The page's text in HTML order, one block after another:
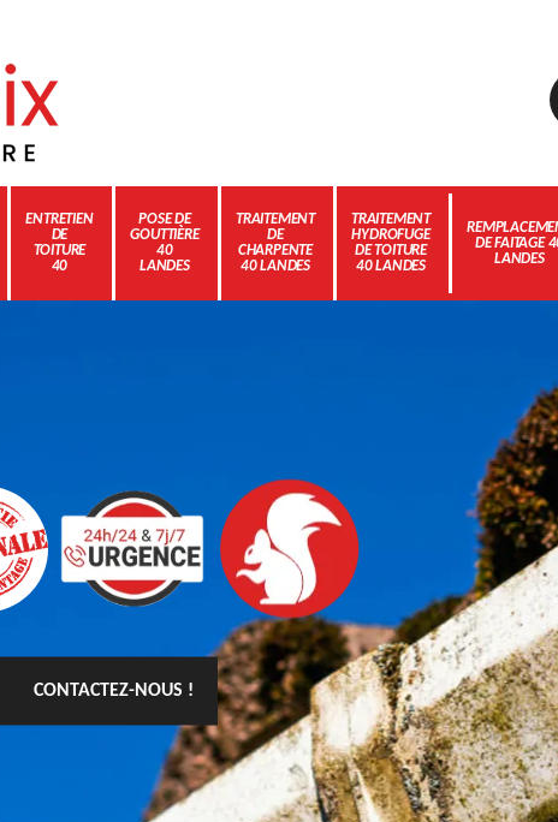
ENTRETIEN
DE
TOITURE
40
POSE DE
GOUTTIÈRE
40
LANDES
TRAITEMENT
DE
CHARPENTE
40 LANDES
TRAITEMENT
HYDROFUGE
DE TOITURE
40 LANDES
DE FAITAGE
LANDES
CONTACTEZ-NOUS !